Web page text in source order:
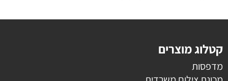
קטלוג מוצרים
מדפסות